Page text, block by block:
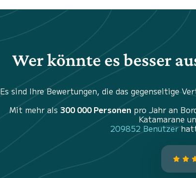
Wer könnte es besser
Es sind Ihre Bewertungen, die das gegenseitige
Mit mehr als 300 000 Personen pro Jahr an
Katamarane
209852 Benutzer